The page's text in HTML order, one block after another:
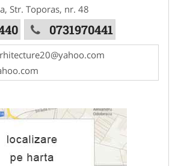
Str. Toporas, nr. 48
0731970441